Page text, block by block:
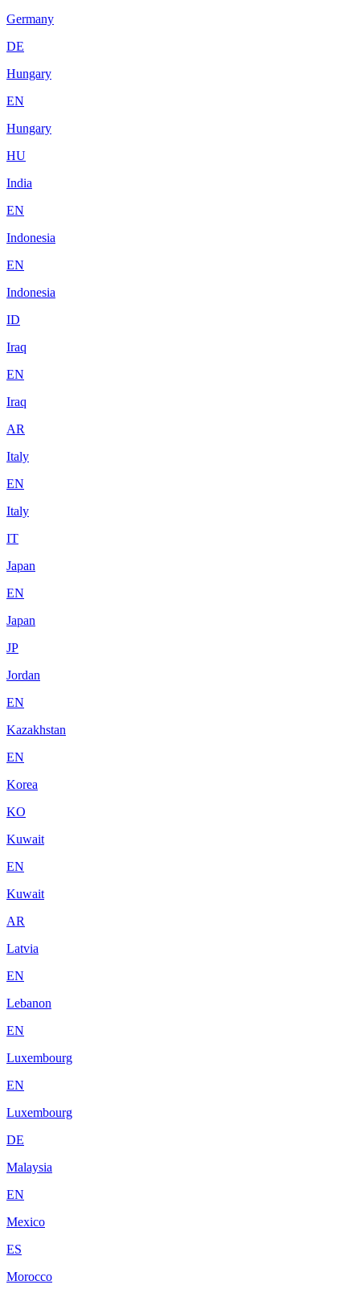
Germany
DE
Hungary
EN
Hungary
HU
India
EN
Indonesia
EN
Indonesia
ID
Iraq
EN
Iraq
AR
Italy
EN
Italy
IT
Japan
EN
Japan
JP
Jordan
EN
Kazakhstan
EN
Korea
KO
Kuwait
EN
Kuwait
AR
Latvia
EN
Lebanon
EN
Luxembourg
EN
Luxembourg
DE
Malaysia
EN
Mexico
ES
Morocco